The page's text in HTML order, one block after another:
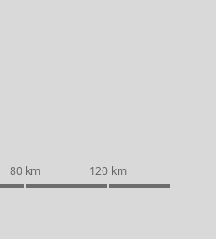
80 km 120 km